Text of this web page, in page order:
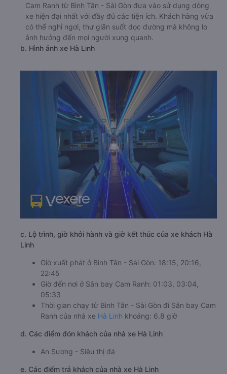
Cam Ranh từ Bình Tân - Sài Gòn đưa vào sử dụng dòng
xe hiện đại nhất với đầy đủ các tiện ích. Khách hàng vừa
có thể nghỉ ngơi, thư giãn suốt dọc đường mà không lo
ảnh hưởng đến mọi người xung quanh.
b. Hình ảnh xe Hà Linh
c. Lộ trình, giờ khởi hành và giờ kết thúc của xe khách Hà
Linh
Giờ xuất phát ở Bình Tân - Sài Gòn: 18:15, 20:16,
22:45
Giờ đến nơi ở Sân bay Cam Ranh: 01:03, 03:04,
05:33
Thời gian chạy từ Bình Tân - Sài Gòn đi Sân bay Cam
Ranh của nhà xe Hà Linh khoảng: 6.8 giờ
d. Các điểm đón khách của nhà xe Hà Linh
An Sương - Siêu thị đá
e. Các điểm trả khách của nhà xe Hà Linh